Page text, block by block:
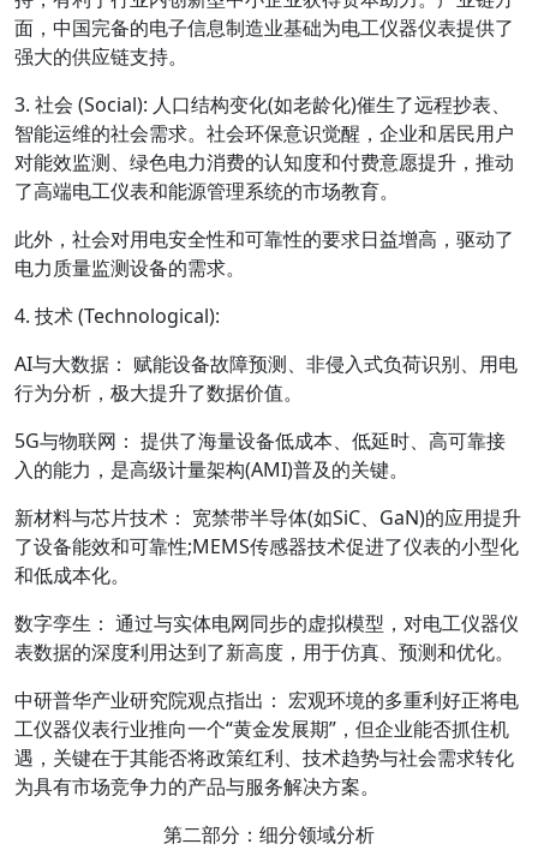
面，中国完备的电子信息制造业基础为电工仪器仪表提供了
强大的供应链支持。
3. 社会 (Social): 人口结构变化(如老龄化)催生了远程抄表、
智能运维的社会需求。社会环保意识觉醒，企业和居民用户
对能效监测、绿色电力消费的认知度和付费意愿提升，推动
了高端电工仪表和能源管理系统的市场教育。
此外，社会对用电安全性和可靠性的要求日益增高，驱动了
电力质量监测设备的需求。
4. 技术 (Technological):
AI与大数据： 赋能设备故障预测、非侵入式负荷识别、用电
行为分析，极大提升了数据价值。
5G与物联网： 提供了海量设备低成本、低延时、高可靠接
入的能力，是高级计量架构(AMI)普及的关键。
新材料与芯片技术： 宽禁带半导体(如SiC、GaN)的应用提升
了设备能效和可靠性;MEMS传感器技术促进了仪表的小型化
和低成本化。
数字孪生： 通过与实体电网同步的虚拟模型，对电工仪器仪
表数据的深度利用达到了新高度，用于仿真、预测和优化。
中研普华产业研究院观点指出： 宏观环境的多重利好正将电
工仪器仪表行业推向一个“黄金发展期”，但企业能否抓住机
遇，关键在于其能否将政策红利、技术趋势与社会需求转化
为具有市场竞争力的产品与服务解决方案。
第二部分：细分领域分析